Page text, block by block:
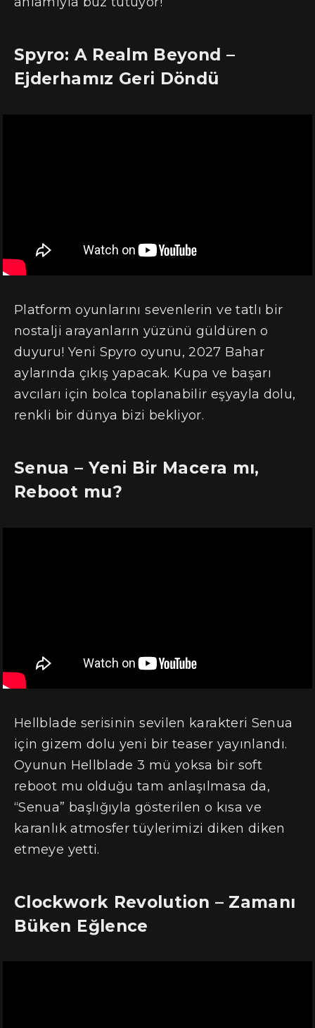
Spyro: A Realm Beyond –
Ejderhamız Geri Döndü
Platform oyunlarını sevenlerin ve tatlı bir
nostalji arayanların yüzünü güldüren o
duyuru! Yeni Spyro oyunu, 2027 Bahar
aylarında çıkış yapacak. Kupa ve başarı
avcıları için bolca toplanabilir eşyayla dolu,
renkli bir dünya bizi bekliyor.
Senua – Yeni Bir Macera mı,
Reboot mu?
Hellblade serisinin sevilen karakteri Senua
için gizem dolu yeni bir teaser yayınlandı.
Oyunun Hellblade 3 mü yoksa bir soft
reboot mu olduğu tam anlaşılmasa da,
“Senua” başlığıyla gösterilen o kısa ve
karanlık atmosfer tüylerimizi diken diken
etmeye yetti.
Clockwork Revolution – Zamanı
Büken Eğlence